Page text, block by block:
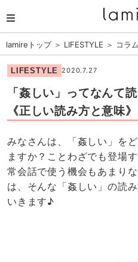
lamireトップ＞ LIFESTYLE ＞ コラム
LIFESTYLE 2020.7.27
「姦しい」ってなんて
《正しい読み方と意味
みなさんは、「姦しい」を
ますか？ことわざでも登場
常会話で使う機会もあまり
は、そんな「姦しい」の読
いきます♪